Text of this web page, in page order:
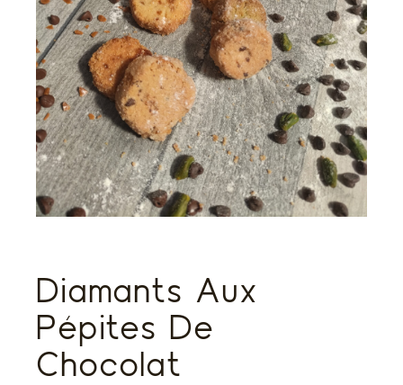
Diamants Aux
Pépites De
Chocolat